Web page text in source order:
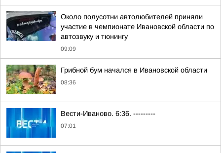
Около полусотни автолюбителей приняли
участие в чемпионате Ивановской области по
автозвуку и тюнингу
09:09
Грибной бум начался в Ивановской области
08:36
Вести-Иваново. 6:36. ---------
07:01